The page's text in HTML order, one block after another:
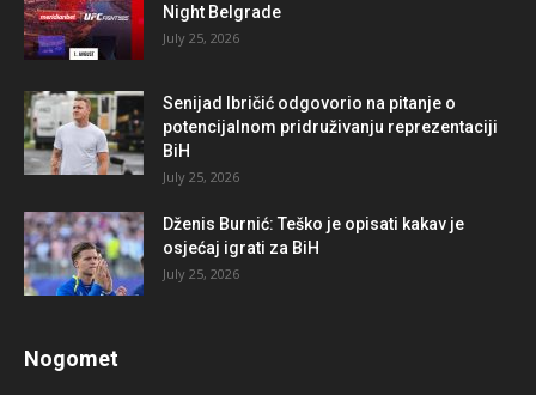
Night Belgrade
July 25, 2026
Senijad Ibričić odgovorio na pitanje o
potencijalnom pridruživanju reprezentaciji
BiH
July 25, 2026
Dženis Burnić: Teško je opisati kakav je
osjećaj igrati za BiH
July 25, 2026
Nogomet